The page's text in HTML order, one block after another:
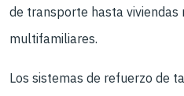
de transporte hasta
multifamiliares.
Los sistemas de refuerzo de